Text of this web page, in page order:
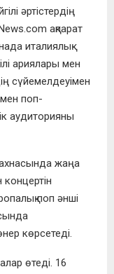
әртістердің
ақпарат
италиялық
ариялары мен
сүйемелдеуімен
поп-
аудиторияны
жаңа
поп әнші
көрсетеді.
өтеді. 16